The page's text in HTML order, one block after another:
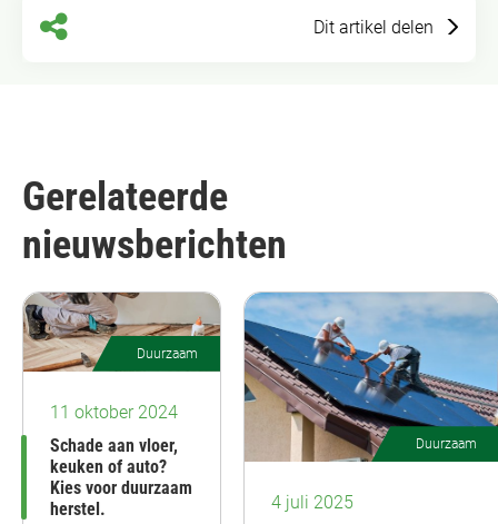
Dit artikel delen
Gerelateerde
nieuwsberichten
Duurzaam
11 oktober 2024
Schade aan vloer,
keuken of auto?
Kies voor duurzaam
herstel.
Duurzaam
4 juli 2025